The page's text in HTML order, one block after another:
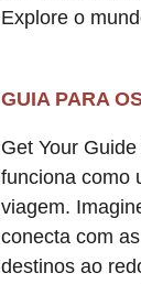
Explore o
GUIA PARA
Get Your
funciona como
viagem.
conecta com
destinos ao